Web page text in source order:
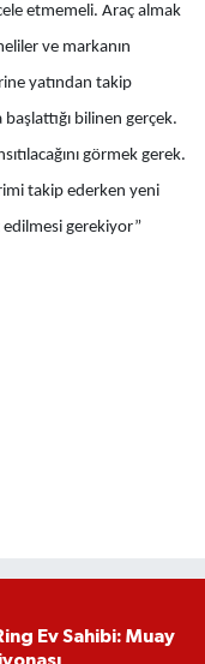
etmemeli. Araç almak
ve markanın
yatından takip
bilinen gerçek.
görmek gerek.
takip ederken yeni
gerekiyor”
Ev Sahibi: Muay